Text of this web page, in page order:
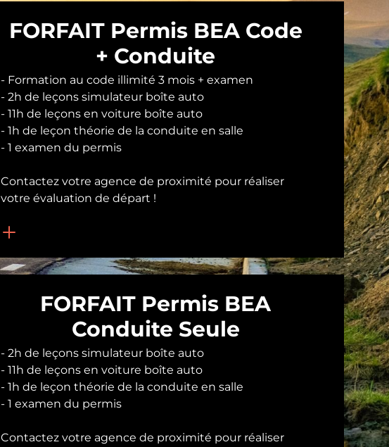
FORFAIT Permis BEA Code
+ Conduite
- Formation au code illimité 3 mois + examen
- 2h de leçons simulateur boîte auto
- 11h de leçons en voiture boîte auto
- 1h de leçon théorie de la conduite en salle
- 1 examen du permis
Contactez votre agence de proximité pour réaliser
votre évaluation de départ !
FORFAIT Permis BEA
Conduite Seule
- 2h de leçons simulateur boîte auto
- 11h de leçons en voiture boîte auto
- 1h de leçon théorie de la conduite en salle
- 1 examen du permis
Contactez votre agence de proximité pour réaliser